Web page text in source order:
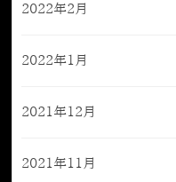
2022年2月
2022年1月
2021年12月
2021年11月